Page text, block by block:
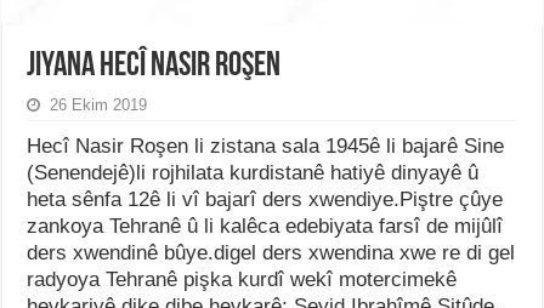
Jiyana Hecî Nasir Roşen
26 Ekim 2019
Hecî Nasir Roşen li zistana sala 1945ê li bajarê Sine
(Senendejê)li rojhilata kurdistanê hatiyê dinyayê û
heta sênfa 12ê li vî bajarî ders xwendiye.Piştre çûye
zankoya Tehranê û li kalêca edebiyata farsî de mijûlî
ders xwendinê bûye.digel ders xwendina xwe re di gel
radyoya Tehranê pişka kurdî wekî motercimekê